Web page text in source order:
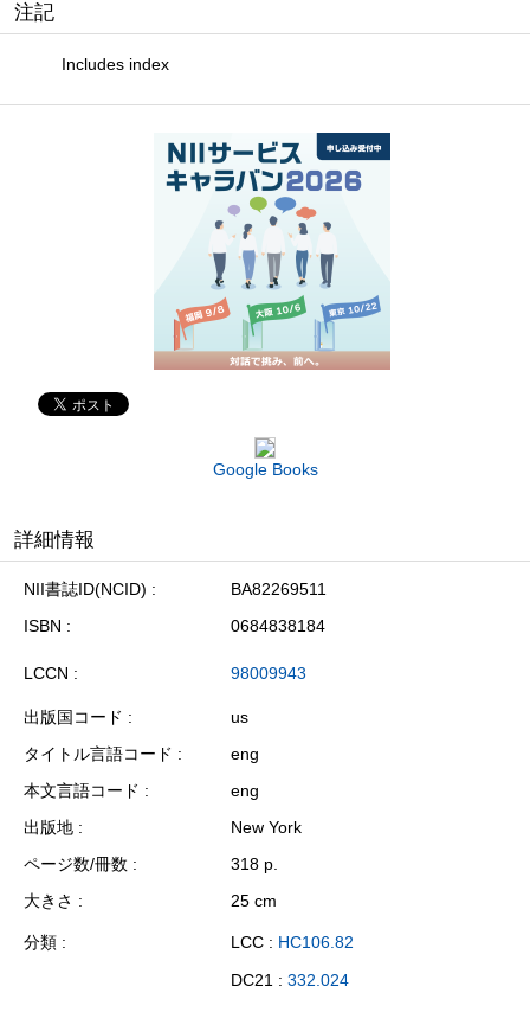
注記
Includes index
Google Books
詳細情報
NII書誌ID(NCID)
BA82269511
ISBN
0684838184
LCCN 98009943
出版国コード
us
タイトル言語コード
eng
本文言語コード
eng
出版地
New York
ページ数/冊数
318 p.
大きさ
25 cm
分類 LCC : HC106.82
DC21 : 332.024